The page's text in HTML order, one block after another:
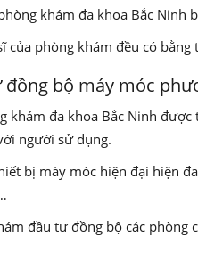
khám đa khoa Bắc Ninh
của phòng khám đều có
bộ máy móc
khám đa khoa Bắc Ninh được
người sử dụng.
bị máy móc hiện đại hiện
đầu tư đồng bộ các